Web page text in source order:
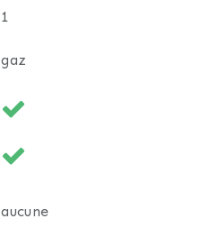
1
gaz
aucune